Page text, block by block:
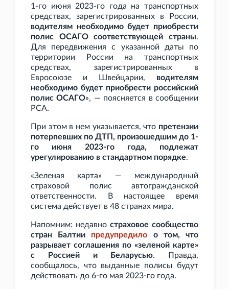
1-го июня 2023-го года на транспортных
средствах, зарегистрированных в России,
водителям необходимо будет приобрести
полис ОСАГО соответствующей страны.
Для передвижения с указанной даты по
территории России на транспортных
средствах, зарегистрированных в
Евросоюзе и Швейцарии, водителям
необходимо будет приобрести российский
полис ОСАГО», — поясняется в сообщении
РСА.
При этом в нем указывается, что претензии
потерпевших по ДТП, произошедшим до 1-
го июня 2023-го года, подлежат
урегулированию в стандартном порядке.
«Зеленая карта» — международный
страховой полис автогражданской
ответственности. В настоящее время
система действует в 48 странах мира.
Напомним: недавно страховое сообщество
стран Балтии предупредило о том, что
разрывает соглашения по «зеленой карте»
с Россией и Беларусью. Правда,
сообщалось, что выданные полисы будут
действовать до 6-го мая 2023-го года.